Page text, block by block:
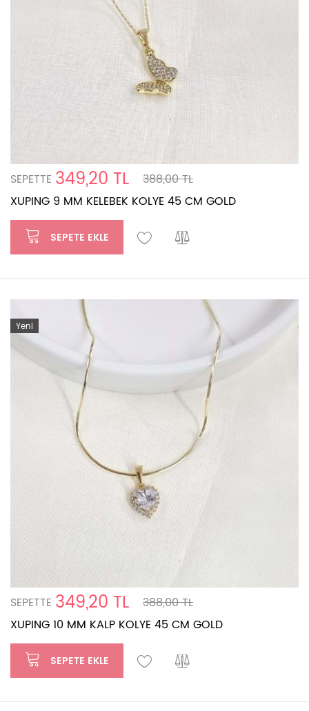
SEPETTE 349,20 TL
388,00 TL
XUPING 9 MM KELEBEK KOLYE 45 CM GOLD
SEPETE EKLE
Yeni
SEPETTE 349,20 TL
388,00 TL
XUPING 10 MM KALP KOLYE 45 CM GOLD
SEPETE EKLE